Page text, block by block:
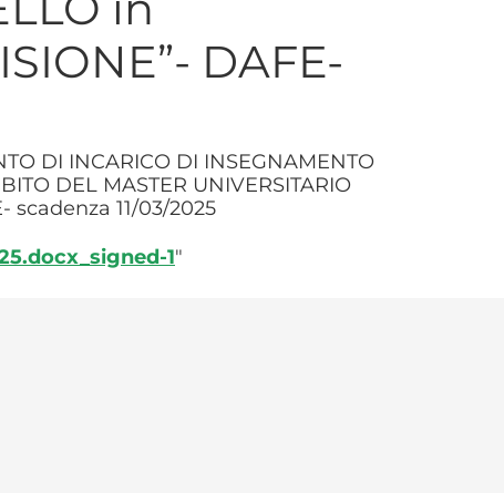
DAFE-
DI INCARICO DI INSEGNAMENTO
DEL MASTER UNIVERSITARIO
scadenza 11/03/2025
1"